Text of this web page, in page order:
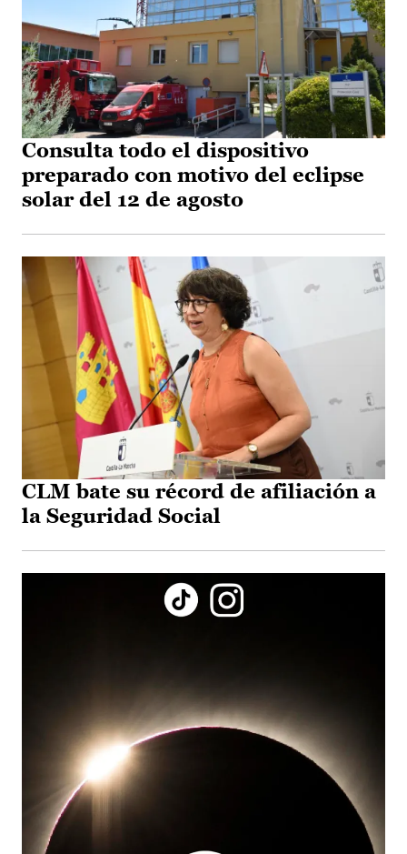
Consulta todo el dispositivo
preparado con motivo del eclipse
solar del 12 de agosto
CLM bate su récord de afiliación a
la Seguridad Social